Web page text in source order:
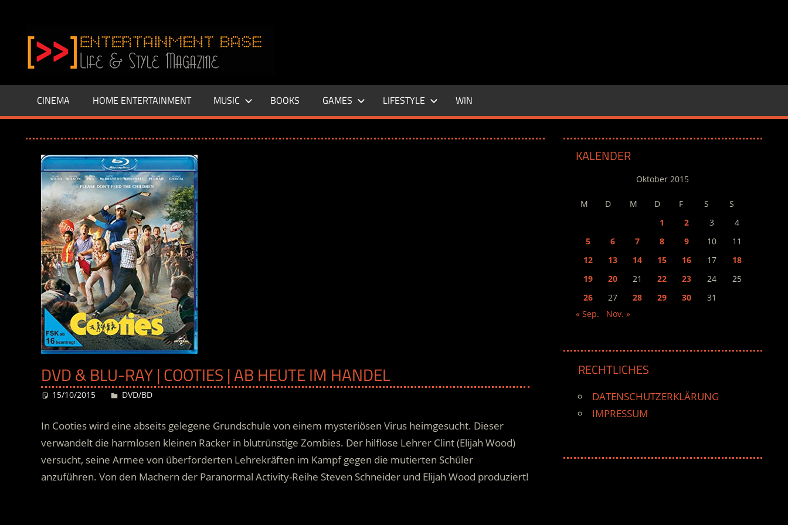
springen
–
LIFE
Base.de
CINEMA HOME ENTERTAINMENT MUSIC BOOKS GAMES LIFESTYLE WIN
DVD & BLU-RAY | COOTIES | AB HEUTE IM HANDEL
15/10/2015 Desiree
DVD/BD
In Cooties wird eine abseits gelegene Grundschule von einem mysteriösen Virus heimgesucht. Dieser
verwandelt die harmlosen kleinen Racker in blutrünstige Zombies. Der hilflose Lehrer Clint (Elijah Wood)
versucht, seine Armee von überforderten Lehrekräften im Kampf gegen die mutierten Schüler
anzuführen. Von den Machern der Paranormal Activity-Reihe Steven Schneider und Elijah Wood produziert!
KALENDER
Oktober 2015
M D M D F S
S
1
2 3
4
5
6 7 8 9 10
11
12
13 14 15 16 17
18
19
20 21 22 23 24
25
26
27 28 29 30
31
« Sep.
Nov. »
RECHTLICHES
DATENSCHUTZERKLÄRUNG
IMPRESSUM